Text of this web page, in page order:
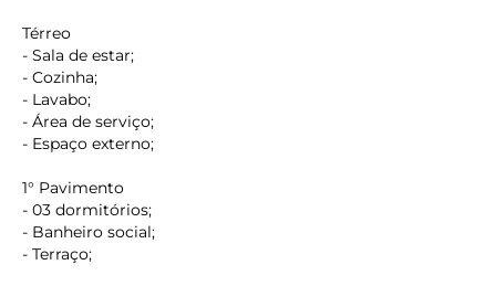
Térreo
- Sala de estar;
- Cozinha;
- Lavabo;
- Área de serviço;
- Espaço externo;
1° Pavimento
- 03 dormitórios;
- Banheiro social;
- Terraço;